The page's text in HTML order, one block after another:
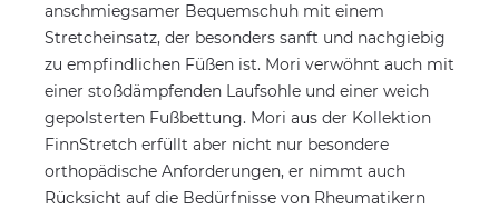
anschmiegsamer Bequemschuh mit einem
Stretcheinsatz, der besonders sanft und nachgiebig
zu empfindlichen Füßen ist. Mori verwöhnt auch mit
einer stoßdämpfenden Laufsohle und einer weich
gepolsterten Fußbettung. Mori aus der Kollektion
FinnStretch erfüllt aber nicht nur besondere
orthopädische Anforderungen, er nimmt auch
Rücksicht auf die Bedürfnisse von Rheumatikern